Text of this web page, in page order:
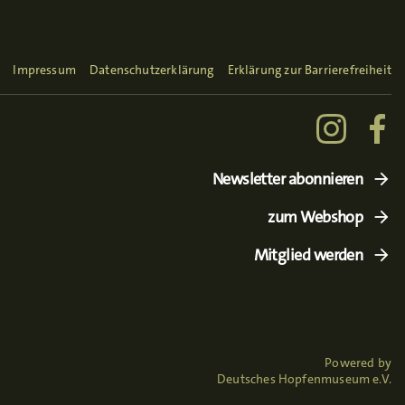
Impressum Datenschutzerklärung Erklärung zur Barrierefreiheit
Newsletter abonnieren
zum Webshop
Mitglied werden
Powered by
Deutsches Hopfenmuseum e.V.